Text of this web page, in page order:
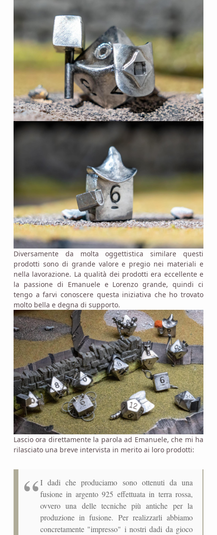
Diversamente da molta oggettistica similare questi
prodotti sono di grande valore e pregio nei materiali e
nella lavorazione. La qualità dei prodotti era eccellente e
la passione di Emanuele e Lorenzo grande, quindi ci
tengo a farvi conoscere questa iniziativa che ho trovato
molto bella e degna di supporto.
Lascio ora direttamente la parola ad Emanuele, che mi ha
rilasciato una breve intervista in merito ai loro prodotti:
I dadi che produciamo sono ottenuti da una
fusione in argento 925 effettuata in terra rossa,
ovvero una delle tecniche più antiche per la
produzione in fusione. Per realizzarli abbiamo
concretamente "impresso" i nostri dadi da gioco